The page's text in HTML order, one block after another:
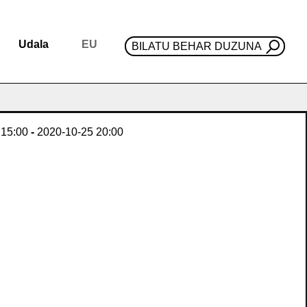
Udala EU BILATU BEHAR DUZUNA
15:00 - 2020-10-25 20:00